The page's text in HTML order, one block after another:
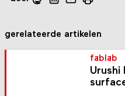
gerelateerde artikelen
fablab
Urushi